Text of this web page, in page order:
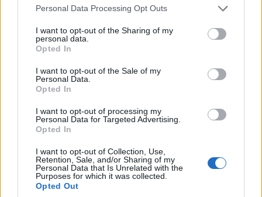
Please note that this website/app uses one or more Google
not limited to your visit or usage behaviour. You may click to
grant or deny consent to Google and its third-party tags to
use your data for below specified purposes in below Google
consent section.
Personal Data Processing Opt Outs
I want to opt-out of the Sharing of my
personal data.
Opted In
I want to opt-out of the Sale of my
Personal Data.
Opted In
I want to opt-out of processing my
Personal Data for Targeted Advertising.
Opted In
I want to opt-out of Collection, Use,
Retention, Sale, and/or Sharing of my
Personal Data that Is Unrelated with the
Purposes for which it was collected.
Opted Out
kissé tompa barackosság vezeti az összképet. A korty
teltebb, tiszta, közérthető és hibamentes. Lecsengése
fűszeres, enyhén cseres. Nem nagy mutatvány, de
amit tud, azt legalább stabilan tudja. Eléri az
felelnék belőle.(2650 Ft, Bortársaság)
vezetik illatát: őszi- és sárgabarack, pici birs, körte.
Tiszta, jó egyensúlyt mutat szájban, savai mellett pici
gyümölcsöké a főszerep ízben is, finom fűszerességgel
körítve, halvány trópusi gyümölcsös villanásokkal,
lezárásként minimális kesernyével.5p